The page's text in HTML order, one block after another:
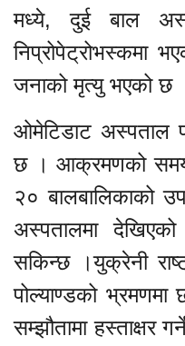
मध्ये, दुई बाल
निप्रोपेट्रोभस्कमा
जनाको मृत्यु भएको छ
ओमेटिडाट अस्पताल
छ । आक्रमणको
२० बालबालिकाको
अस्पतालमा
सकिन्छ ।युक्रेनी
पोल्याण्डको
सम्झौतामा हस्ताक्षर